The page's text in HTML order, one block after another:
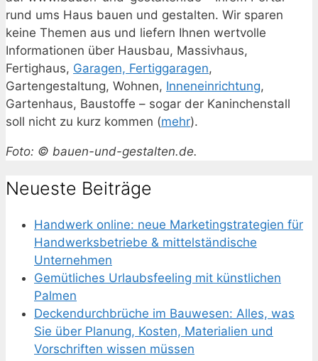
rund ums Haus bauen und gestalten. Wir sparen
keine Themen aus und liefern Ihnen wertvolle
Informationen über Hausbau, Massivhaus,
Fertighaus, Garagen, Fertiggaragen,
Gartengestaltung, Wohnen, Inneneinrichtung,
Gartenhaus, Baustoffe – sogar der Kaninchenstall
soll nicht zu kurz kommen (mehr).
Foto: © bauen-und-gestalten.de.
Neueste Beiträge
Handwerk online: neue Marketingstrategien für
Handwerksbetriebe & mittelständische
Unternehmen
Gemütliches Urlaubsfeeling mit künstlichen
Palmen
Deckendurchbrüche im Bauwesen: Alles, was
Sie über Planung, Kosten, Materialien und
Vorschriften wissen müssen